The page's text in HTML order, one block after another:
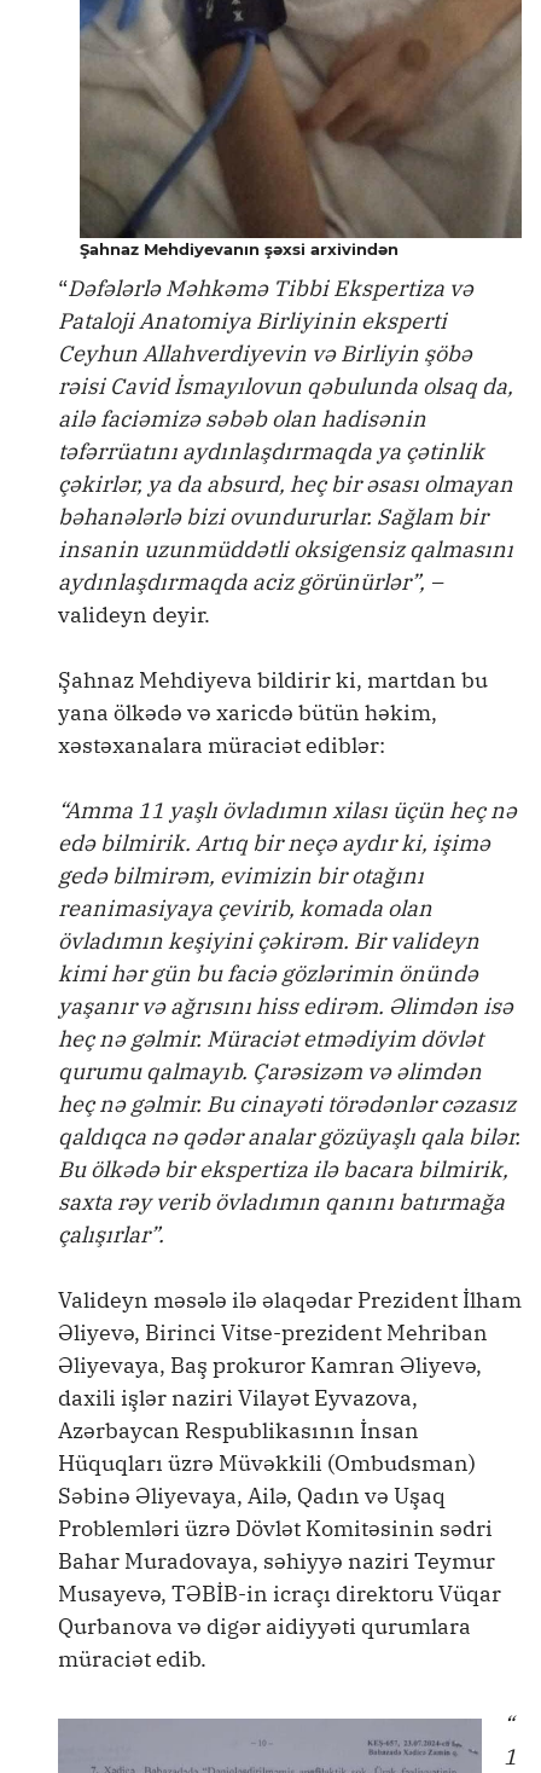
Şahnaz Mehdiyevanın şəxsi arxivindən
“Dəfələrlə Məhkəmə Tibbi Ekspertiza və
Pataloji Anatomiya Birliyinin eksperti
Ceyhun Allahverdiyevin və Birliyin şöbə
rəisi Cavid İsmayılovun qəbulunda olsaq da,
ailə faciəmizə səbəb olan hadisənin
təfərrüatını aydınlaşdırmaqda ya çətinlik
çəkirlər, ya da absurd, heç bir əsası olmayan
bəhanələrlə bizi ovundururlar. Sağlam bir
insanin uzunmüddətli oksigensiz qalmasını
aydınlaşdırmaqda aciz görünürlər”, –
valideyn deyir.
Şahnaz Mehdiyeva bildirir ki, martdan bu
yana ölkədə və xaricdə bütün həkim,
xəstəxanalara müraciət ediblər:
“Amma 11 yaşlı övladımın xilası üçün heç nə
edə bilmirik. Artıq bir neçə aydır ki, işimə
gedə bilmirəm, evimizin bir otağını
reanimasiyaya çevirib, komada olan
övladımın keşiyini çəkirəm. Bir valideyn
kimi hər gün bu faciə gözlərimin önündə
yaşanır və ağrısını hiss edirəm. Əlimdən isə
heç nə gəlmir. Müraciət etmədiyim dövlət
qurumu qalmayıb. Çarəsizəm və əlimdən
heç nə gəlmir. Bu cinayəti törədənlər cəzasız
qaldıqca nə qədər analar gözüyaşlı qala bilər.
Bu ölkədə bir ekspertiza ilə bacara bilmirik,
saxta rəy verib övladımın qanını batırmağa
çalışırlar”.
Valideyn məsələ ilə əlaqədar Prezident İlham
Əliyevə, Birinci Vitse-prezident Mehriban
Əliyevaya, Baş prokuror Kamran Əliyevə,
daxili işlər naziri Vilayət Eyvazova,
Azərbaycan Respublikasının İnsan
Hüquqları üzrə Müvəkkili (Ombudsman)
Səbinə Əliyevaya, Ailə, Qadın və Uşaq
Problemləri üzrə Dövlət Komitəsinin sədri
Bahar Muradovaya, səhiyyə naziri Teymur
Musayevə, TƏBİB-in icraçı direktoru Vüqar
Qurbanova və digər aidiyyəti qurumlara
müraciət edib.
“
1